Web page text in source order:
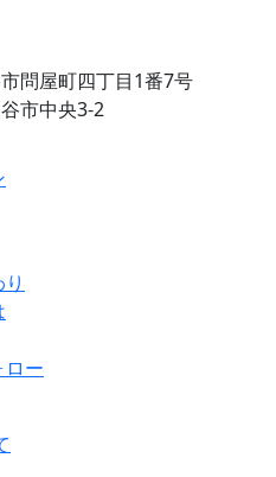
問屋町四丁目1番7号
市中央3-2
ー